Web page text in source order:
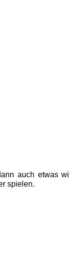
auch etwas
spielen.